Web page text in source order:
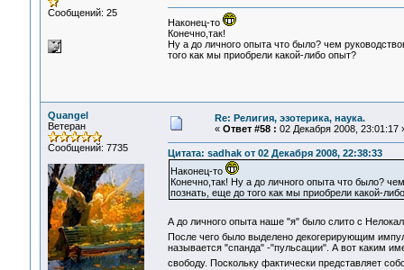
Сообщений: 25
Наконец-то
Конечно,так!
Ну а до личного опыта что было? чем
того как мы приобрели какой-либо опыт?
Quangel
Ветеран
Сообщений: 7735
Re: Религия, эзотерика, наука.
« Ответ #58 : 02 Декабря 2008, 23:01:17
Цитата: sadhak от 02 Декабря 2008, 22:38:33
Наконец-то
Конечно,так! Ну а до личного опыта что было?
познать, еще до того как мы приобрели какой-
А до личного опыта наше "я" было слито с
После чего было выделено декогерирующим
называется "спанда" -"пульсации". А вот каким
свободу. Поскольку фактически представляет